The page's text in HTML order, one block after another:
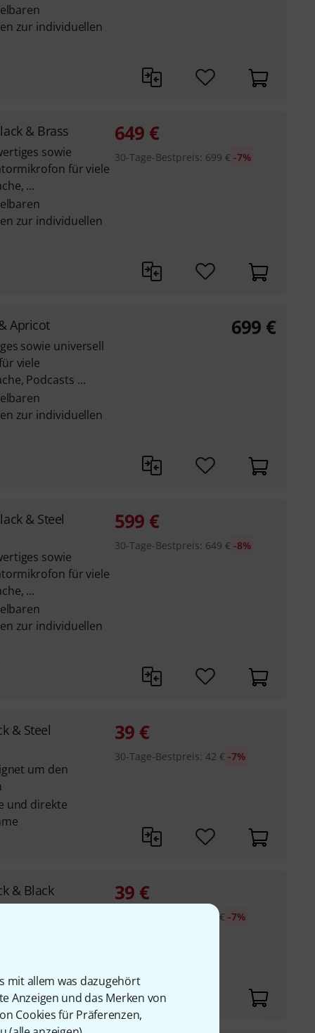
mit allem was dazugehört
Anzeigen und das Merken von
Cookies für Präferenzen,
zur individuellen
& Brass
sowie
für viele
...
zur individuellen
649 €
30-Tage-Bestpreis: 699 € -7%
Apricot
sowie universell
viele
Podcasts ...
zur individuellen
699 €
& Steel
sowie
für viele
...
zur individuellen
599 €
30-Tage-Bestpreis: 649 € -8%
& Steel
um den
und direkte
39 €
30-Tage-Bestpreis:42 € -7%
& Black 39 €
€ -7%